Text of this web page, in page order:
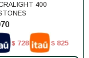
400
$ 728 $ 825